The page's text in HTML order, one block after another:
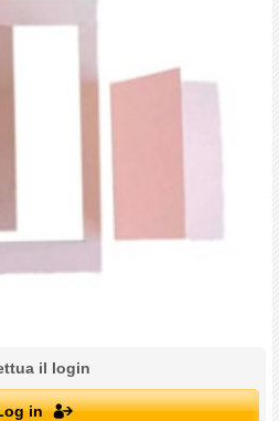
il login
in